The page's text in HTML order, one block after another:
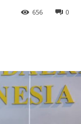
0
656